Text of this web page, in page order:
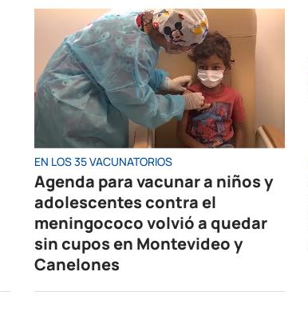
EN LOS 35 VACUNATORIOS
Agenda para vacunar a niños y
adolescentes contra el
meningococo volvió a quedar
sin cupos en Montevideo y
Canelones